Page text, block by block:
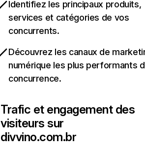
Identifiez les principaux produits,
services et catégories de vos
concurrents.
Découvrez les canaux de
numérique les plus performants
concurrence.
Trafic et engagement des
visiteurs sur
divvino.com.br